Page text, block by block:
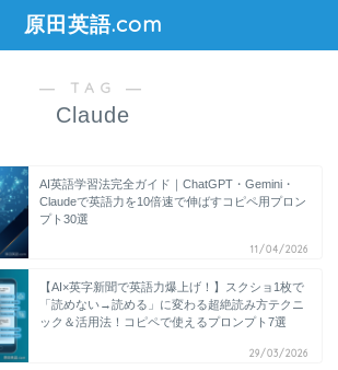
原田英語.com
― TAG ―
Claude
AI英語学習法完全ガイド｜ChatGPT・Gemini・
Claudeで英語力を10倍速で伸ばすコピペ用プロン
プト30選
11/04/2026
【AI×英字新聞で英語力爆上げ！】スクショ1枚で
「読めない→読める」に変わる超絶読み方テクニ
ック＆活用法！コピペで使えるプロンプト7選
29/03/2026